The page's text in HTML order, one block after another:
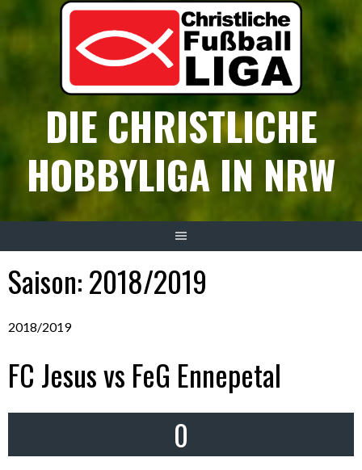
zum
DIE CHRISTLICHE
HOBBYLIGA IN NRW
Saison:2018/2019
2018/2019
FC Jesus vs FeG Ennepetal
0